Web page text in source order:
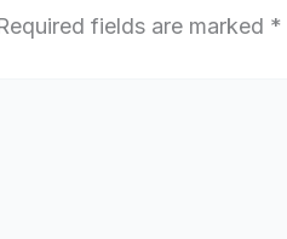
fields are marked *